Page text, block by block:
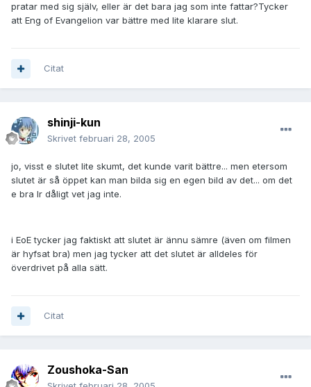
pratar med sig själv, eller är det bara jag som inte fattar?Tycker
att Eng of Evangelion var bättre med lite klarare slut.
Citat
shinji-kun
Skrivet februari 28, 2005
jo, visst e slutet lite skumt, det kunde varit bättre... men etersom
slutet är så öppet kan man bilda sig en egen bild av det... om det
e bra lr dåligt vet jag inte.
i EoE tycker jag faktiskt att slutet är ännu sämre (även om filmen
är hyfsat bra) men jag tycker att det slutet är alldeles för
överdrivet på alla sätt.
Citat
Zoushoka-San